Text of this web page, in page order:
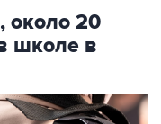
около 20
школе в